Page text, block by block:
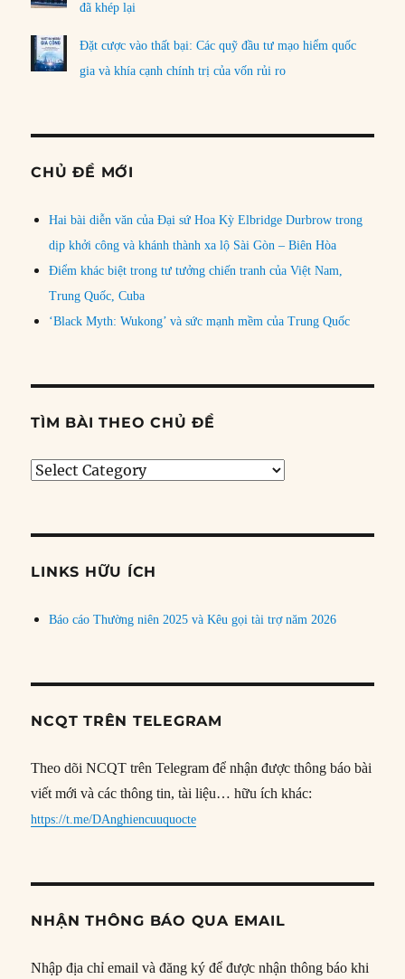
đã khép lại
Đặt cược vào thất bại: Các quỹ đầu tư mạo hiểm quốc
gia và khía cạnh chính trị của vốn rủi ro
CHỦ ĐỀ MỚI
Hai bài diễn văn của Đại sứ Hoa Kỳ Elbridge Durbrow trong
dịp khởi công và khánh thành xa lộ Sài Gòn – Biên Hòa
Điểm khác biệt trong tư tưởng chiến tranh của Việt Nam,
Trung Quốc, Cuba
‘Black Myth: Wukong’ và sức mạnh mềm của Trung Quốc
TÌM BÀI THEO CHỦ ĐỀ
Tìm
đề
LINKS HỮU ÍCH
Báo cáo Thường niên 2025 và Kêu gọi tài trợ năm 2026
NCQT TRÊN TELEGRAM
Theo dõi NCQT trên Telegram để nhận được thông báo bài
viết mới và các thông tin, tài liệu… hữu ích khác:
https://t.me/DAnghiencuuquocte
NHẬN THÔNG BÁO QUA EMAIL
Nhập địa chỉ email và đăng ký để được nhận thông báo khi